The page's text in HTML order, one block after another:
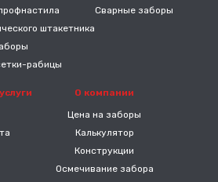
штакетника
рабицы
Сварные заборы
О компании
Цена на заборы
Калькулятор
Конструкции
Осмечивание забора